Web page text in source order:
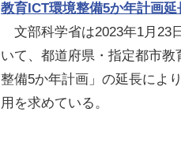
教育ICT環境整備5か年計画
文部科学省は2023年1月23
いて、都道府県・指定都市
整備5か年計画」の延長によ
用を求めている。